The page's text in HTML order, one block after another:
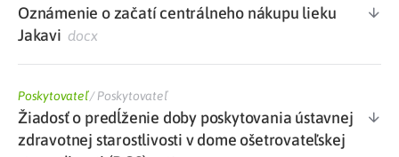
Oznámenie o začatí centrálneho nákupu lieku
Jakavi docx
Poskytovateľ/Poskytovateľ
Žiadosť o predĺženie doby poskytovania ústavnej
zdravotnej starostlivosti v dome ošetrovateľskej